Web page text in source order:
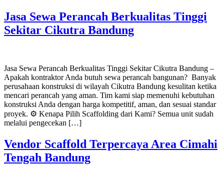
Jasa Sewa Perancah Berkualitas Tinggi
Sekitar Cikutra Bandung
Jasa Sewa Perancah Berkualitas Tinggi Sekitar Cikutra Bandung –
Apakah kontraktor Anda butuh sewa perancah bangunan? Banyak
perusahaan konstruksi di wilayah Cikutra Bandung kesulitan ketika
mencari perancah yang aman. Tim kami siap memenuhi kebutuhan
konstruksi Anda dengan harga kompetitif, aman, dan sesuai standar
proyek. ⚙️ Kenapa Pilih Scaffolding dari Kami? Semua unit sudah
melalui pengecekan […]
Vendor Scaffold Terpercaya Area Cimahi
Tengah Bandung